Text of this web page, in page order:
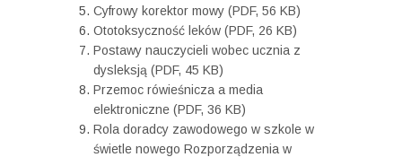
Cyfrowy korektor mowy (PDF, 56 KB)
Ototoksyczność leków (PDF, 26 KB)
Postawy nauczycieli wobec ucznia z
dysleksją (PDF, 45 KB)
Przemoc rówieśnicza a media
elektroniczne (PDF, 36 KB)
Rola doradcy zawodowego w szkole w
świetle nowego Rozporządzenia w